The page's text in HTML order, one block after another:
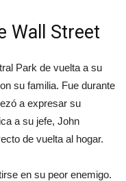
Wall Street
Park de vuelta a su
su familia. Fue durante
a expresar su
a su jefe, John
de vuelta al hogar.
en su peor enemigo.